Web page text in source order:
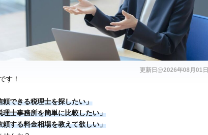
更新日@2026年08月01日
す！
頼できる税理士を探したい」
理士事務所を簡単に比較したい」
頼する料金相場を教えて欲しい」